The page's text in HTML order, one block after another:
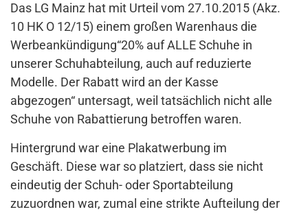
Das LG Mainz hat mit Urteil vom 27.10.2015 (Akz.
10 HK O 12/15) einem großen Warenhaus die
Werbeankündigung“20% auf ALLE Schuhe in
unserer Schuhabteilung, auch auf reduzierte
Modelle. Der Rabatt wird an der Kasse
abgezogen“ untersagt, weil tatsächlich nicht alle
Schuhe von Rabattierung betroffen waren.
Hintergrund war eine Plakatwerbung im
Geschäft. Diese war so platziert, dass sie nicht
eindeutig der Schuh- oder Sportabteilung
zuzuordnen war, zumal eine strikte Aufteilung der